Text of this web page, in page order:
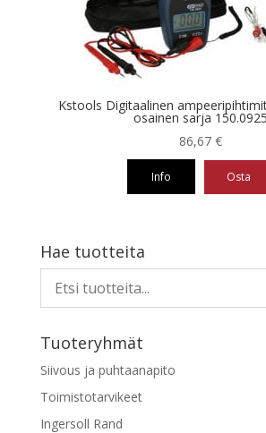
Kstools Digitaalinen
osainen sarja 150.0925
86,67 €
Info Osta
Hae tuotteita
Tuoteryhmät
Siivous ja puhtaanapito
Toimistotarvikeet
Ingersoll Rand